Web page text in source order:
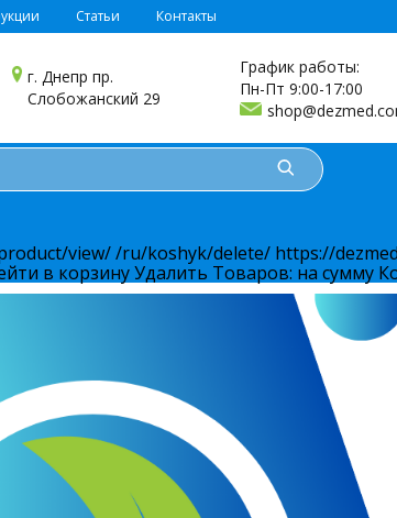
Статьи Контакты
г. Днепр пр.
Слобожанский 29
График работы:
Пн-Пт 9:00-17:00
view//ru/koshyk/delete/ https://
в корзинуУдалить Товаров: на сумму